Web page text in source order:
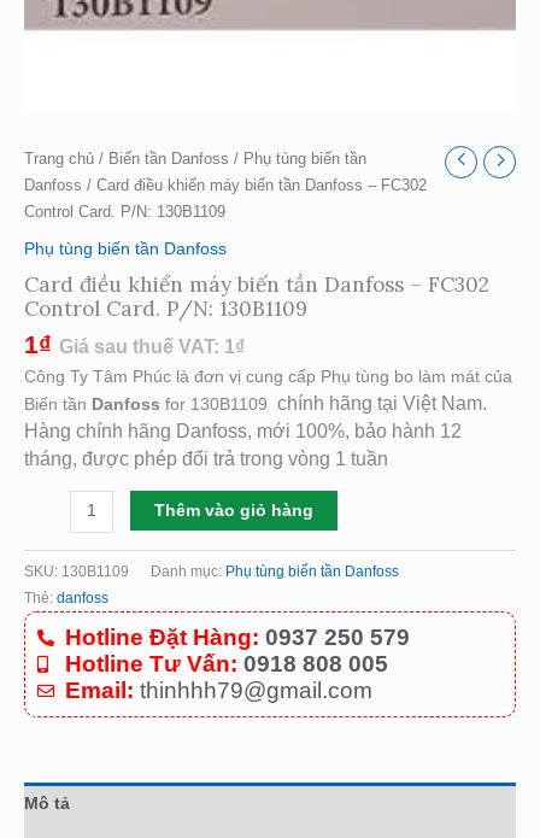
Trang chủ / Biến tần Danfoss / Phụ tùng biến tần
Danfoss / Card điều khiển máy biến tần Danfoss – FC302
Control Card. P/N: 130B1109
Phụ tùng biến tần Danfoss
Card điều khiển máy biến tần Danfoss – FC302
Control Card. P/N: 130B1109
1₫ Giá sau thuế VAT: 1₫
Công Ty Tâm Phúc là đơn vị cung cấp Phụ tùng bo làm mát của
Biến tần Danfoss for 130B1109 chính hãng tại Việt Nam.
Hàng chính hãng Danfoss, mới 100%, bảo hành 12
tháng, được phép đổi trả trong vòng 1 tuần
Thêm vào giỏ hàng
SKU: 130B1109 Danh mục: Phụ tùng biến tần Danfoss
Thẻ: danfoss
Hotline Đặt Hàng: 0937 250 579
Hotline Tư Vấn: 0918 808 005
Email: thinhhh79@gmail.com
Mô tả